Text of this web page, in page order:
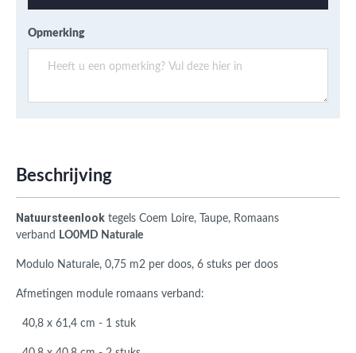
Opmerking
Beschrijving
Natuursteenlook tegels Coem Loire, Taupe, Romaans
verband
LO0MD Naturale
Modulo Naturale, 0,75 m2 per doos, 6 stuks per doos
Afmetingen module romaans verband:
40,8 x 61,4 cm - 1 stuk